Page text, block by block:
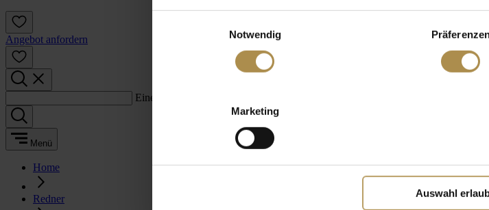
Notwendig
Marketing
Auswahl
Angebot anfordern
Einen Suchbegriff eingeben:
Menü
Home
Redner